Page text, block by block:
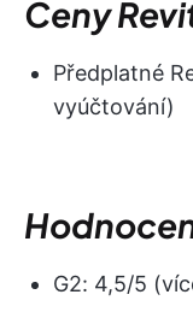
Ceny
Předplatné
vyúčtování)
G2: 4,5/5